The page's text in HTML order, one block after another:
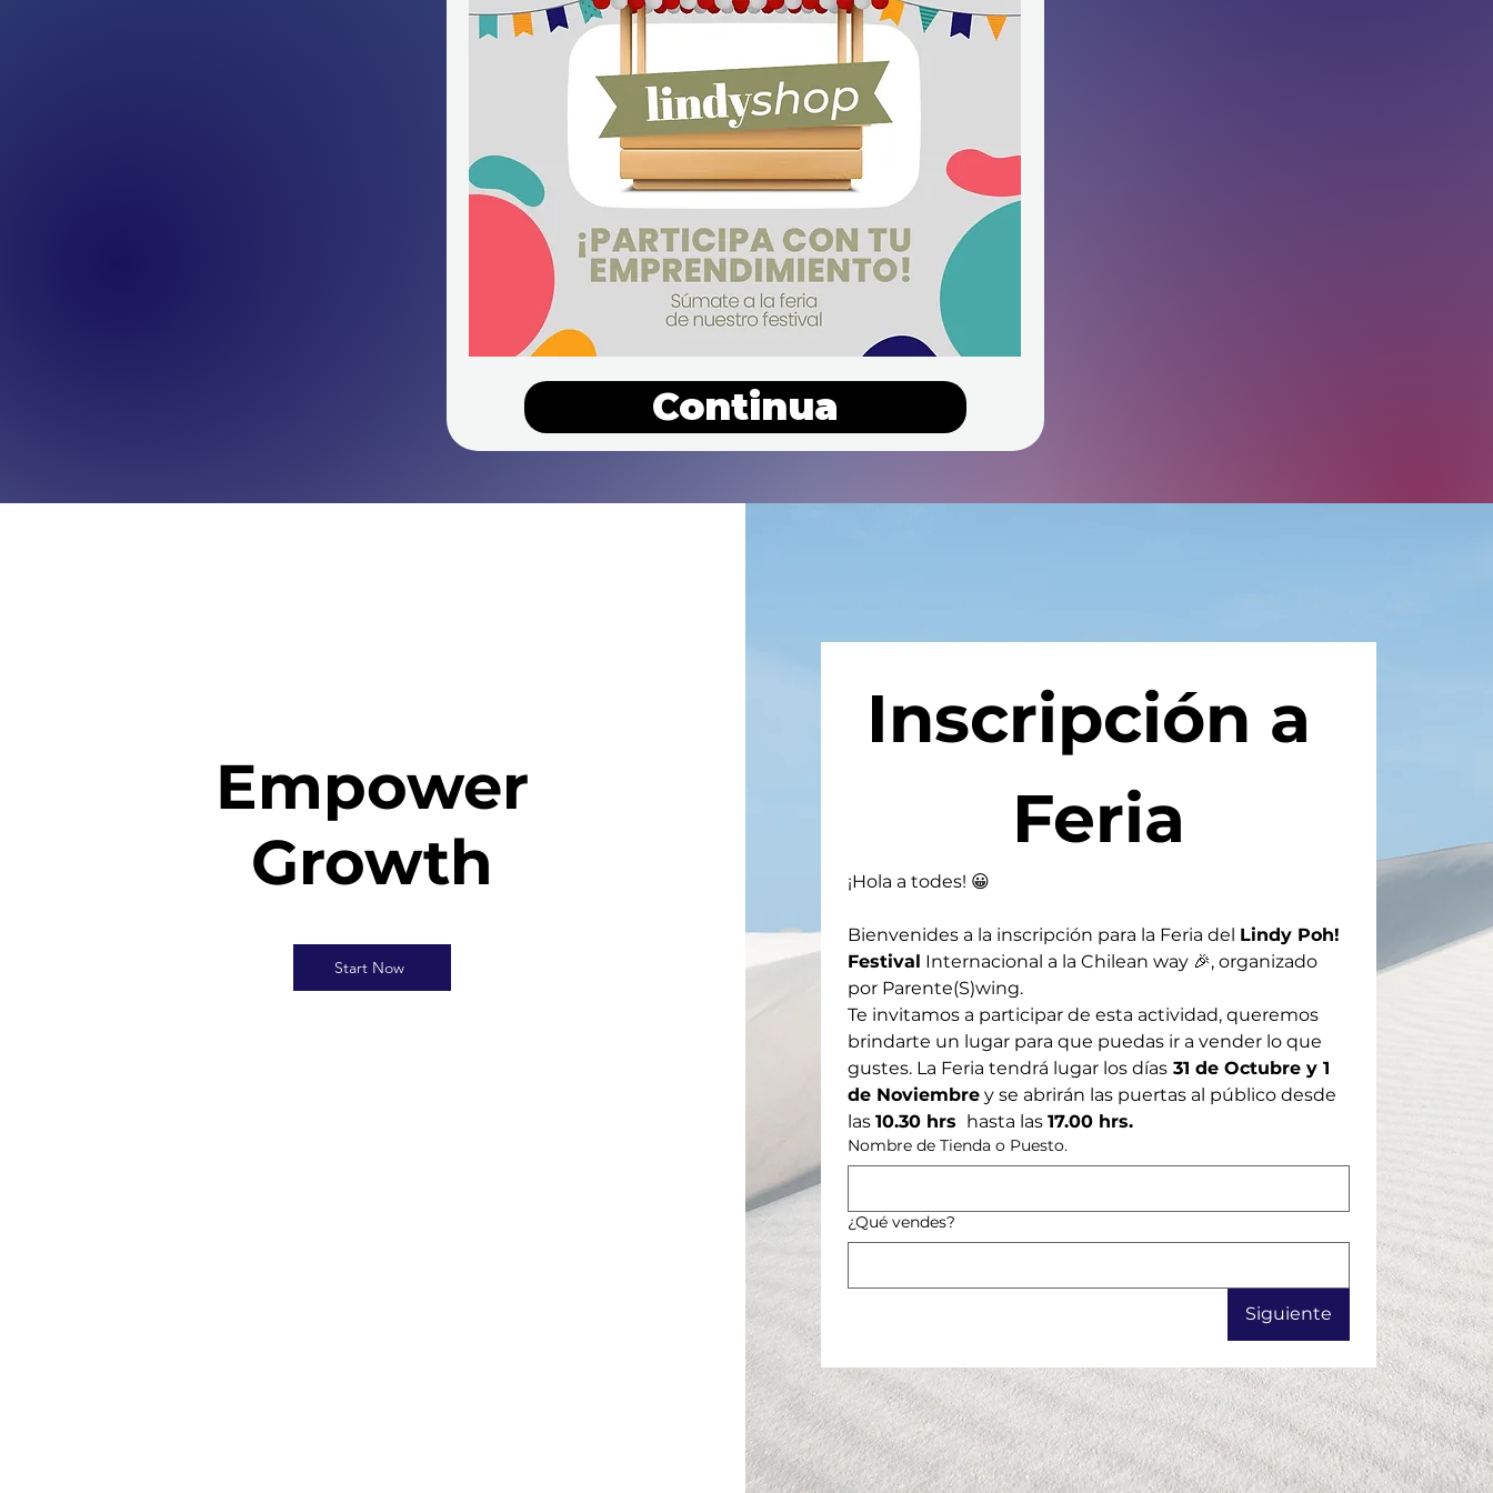
Continua
Empower
Growth
Start Now
Inscripción a
Feria
¡Hola a todes! 😀
Bienvenides a la inscripción para la Feria del
Festival Internacional a la Chilean way 🎉​, organizado
por Parente(S)wing.
Te invitamos a participar de esta actividad, queremos
brindarte un lugar para que puedas ir a vender lo que
gustes. La Feria tendrá lugar los días 31 de Octubre y 1
de Noviembre y se abrirán las puertas al público desde
las 10.30 hrs hasta las 17.00 hrs.
Nombre de Tienda o Puesto.
¿Qué vendes?
Siguiente